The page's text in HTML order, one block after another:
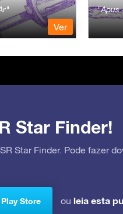
Ver
Apus
Star Finder!
Star Finder. Pode fazer
Store ou leia esta